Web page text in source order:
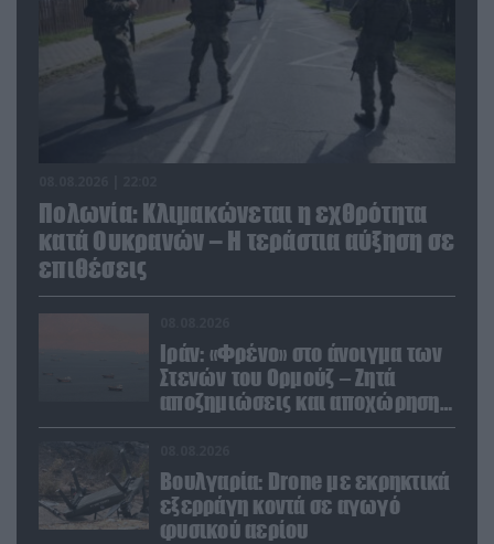
Πολωνία: Κλιμακώνεται η εχθρότητα
κατά Ουκρανών – Η τεράστια αύξηση σε
επιθέσεις
Ιράν: «Φρένο» στο άνοιγμα των
Στενών του Ορμούζ – Ζητά
αποζημιώσεις και αποχώρηση
των ΗΠΑ
Βουλγαρία: Drone με εκρηκτικά
εξερράγη κοντά σε αγωγό
φυσικού αερίου